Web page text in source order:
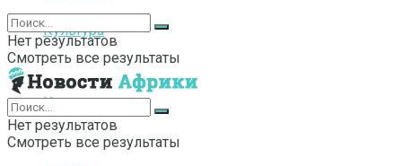
Культура
Интернет
Нет результатов
Смотреть все результаты
Нет результатов
Смотреть все результаты